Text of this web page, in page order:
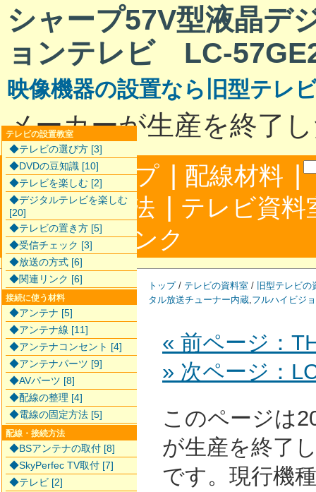
シャープ57V型液晶デ
ョンテレビ LC-
映像機器の設置なら旧型テレ
メーカーが生産を終了
サイトマップ | 配線材料 |
配線接続方法 | テレビ資料
合わせ|リンク
トップ/ テレビの資料室 / 旧型テレビの
タル放送チューナー内蔵,フルハイビジ
« 前ページ：
» 次ページ：
このページは
が生産を終了
です。現行機
テレビの設置教室
◆テレビの選び方 [3]
◆DVDの豆知識 [10]
◆テレビを楽しむ [2]
◆デジタルテレビを楽しむ
[20]
◆テレビの置き方 [5]
◆受信チェック [3]
◆放送の方式 [6]
◆関連リンク [6]
接続に使う材料
◆アンテナ [5]
◆アンテナ線 [11]
◆アンテナコンセント [4]
◆アンテナパーツ [9]
◆AVパーツ [8]
◆配線の整理 [4]
◆電線の固定方法 [5]
配線・接続方法
◆BSアンテナの取付 [8]
◆SkyPerfec TV取付 [7]
◆テレビ [2]